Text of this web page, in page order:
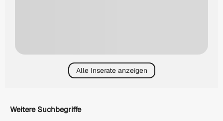
Alle Inserate anzeigen
Weitere Suchbegriffe